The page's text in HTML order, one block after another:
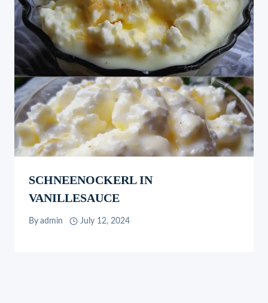
SCHNEENOCKERL IN
VANILLESAUCE
By admin July 12, 2024